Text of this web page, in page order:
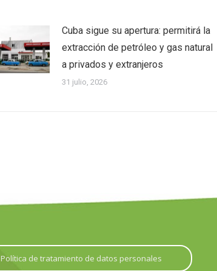
Cuba sigue su apertura: permitirá la
extracción de petróleo y gas natural
a privados y extranjeros
31 julio, 2026
Política de tratamiento de datos personales